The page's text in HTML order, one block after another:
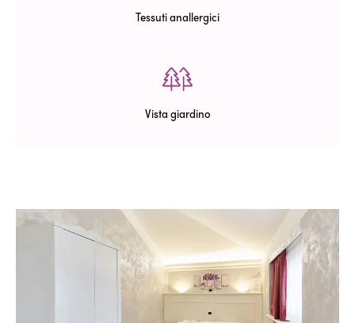
Tessuti anallergici
Vista giardino